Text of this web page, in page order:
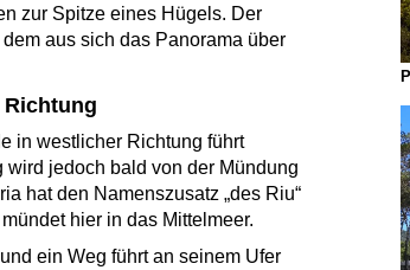
zur Spitze eines Hügels. Der
aus sich das Panorama über
Richtung
in westlicher Richtung führt
jedoch bald von der Mündung
hat den Namenszusatz „des Riu“
hier in das Mittelmeer.
ein Weg führt an seinem Ufer